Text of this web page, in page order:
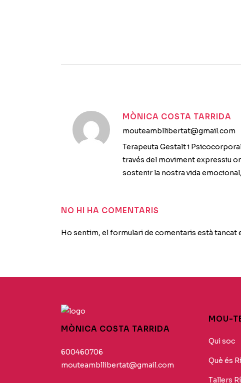
MÒNICA COSTA TARRIDA
mouteambllibertat@gmail.com
Terapeuta Gestalt i
través del moviment expressiu
sostenir la nostra vida
NO HI HA COMENTARIS
Ho sentim, el formulari de comentaris està tancat
MÒNICA COSTA TARRIDA
600460706
mouteambllibertat@gmail.com
MOU-
Qui soc
Què és
Tallers